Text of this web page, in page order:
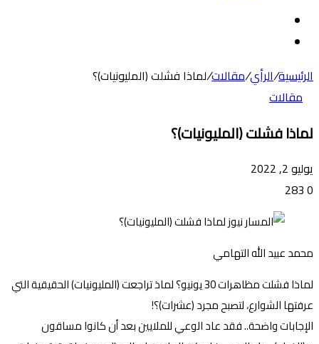
المظلم
الرئيسية/الرأي/مقالات/لماذا فشلت (المليونيات)؟
مقالات
لماذا فشلت (المليونيات)؟
يوليو 2, 2022
0
محمد عبيد الله التهامي
لماذا فشلت مظاهرات 30 يونيو؟ لماذ تراجعت (المليونيات) الحقيقية التي
عرفتها الشوارع، لتصبح مجرد (عشرات)؟!
الإجابات واضحة.. فقد عاد الوعي للملايين بعد أن كانوا مساقون